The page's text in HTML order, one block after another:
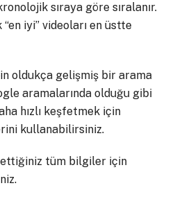
sıraya göre sıralanır.
iyi” videoları en üstte
oldukça gelişmiş bir arama
aramalarında olduğu gibi
hızlı keşfetmek için
kullanabilirsiniz.
ettiğiniz tüm bilgiler için